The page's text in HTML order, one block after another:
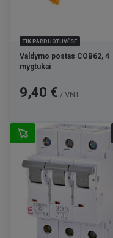
TIK PARDUOTUVĖSE
Valdymo postas COB62, 4
mygtukai
Kaina
9,40 € / VNT